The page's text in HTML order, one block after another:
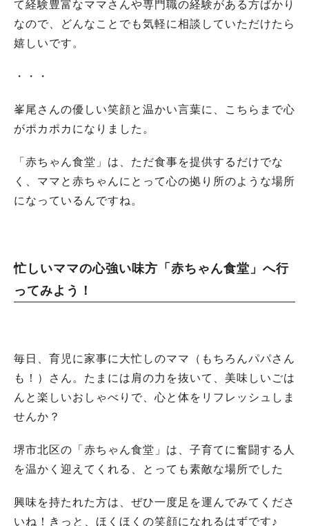
て経験豊富なママさんや専門職の経験がある方ばかり
なので、どんなことでも気軽に相談していただけたら
嬉しいです。
・・・
峯尾さんの優しい笑顔と温かい言葉に、こちらまで心
がポカポカになりました。
「赤ちゃん食堂」は、ただ食事を提供するだけでな
く、ママと赤ちゃんにとって心の拠り所のような場所
になっているんですね。
忙しいママの心強い味方「赤ちゃん食堂」へ行
ってみよう！
毎日、育児に家事に大忙しのママ（もちろんパパさん
も！）さん。たまには肩の力を抜いて、美味しいごは
んと楽しいおしゃべりで、心と体をリフレッシュしま
せんか？
堺市北区の「赤ちゃん食堂」は、子育てに奮闘する人
を温かく迎えてくれる、とっても素敵な場所でした
興味を持たれた方は、ぜひ一度足を運んでみてくださ
いね！きっと、ほくほくの笑顔になれるはずです♪